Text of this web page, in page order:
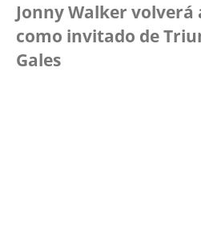
Jonny Walker volverá
como invitado de
Gales